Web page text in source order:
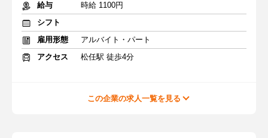
給与
時給 1100円
シフト
雇用形態
アルバイト・パート
アクセス
松任駅 徒歩4分
この企業の求人一覧を見る